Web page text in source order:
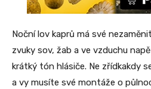
Noční lov kaprů má své
zvuky sov, žab a ve vzduchu
krátký tón hlásiče. Ne zřídkakdy
a vy musíte své montáže o